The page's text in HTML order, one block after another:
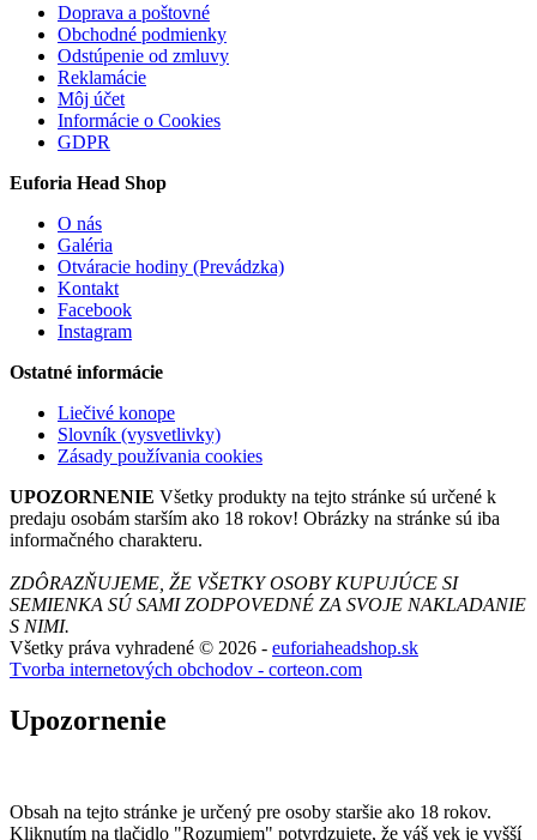
Doprava a poštovné
Obchodné podmienky
Odstúpenie od zmluvy
Reklamácie
Môj účet
Informácie o Cookies
GDPR
Euforia Head Shop
O nás
Galéria
Otváracie hodiny (Prevádzka)
Kontakt
Facebook
Instagram
Ostatné informácie
Liečivé konope
Slovník (vysvetlivky)
Zásady používania cookies
UPOZORNENIE Všetky produkty na tejto stránke sú určené k
predaju osobám starším ako 18 rokov! Obrázky na stránke sú iba
informačného charakteru.
ZDÔRAZŇUJEME, ŽE VŠETKY OSOBY KUPUJÚCE SI
SEMIENKA SÚ SAMI ZODPOVEDNÉ ZA SVOJE NAKLADANIE
S NIMI.
Všetky práva vyhradené © 2026 - euforiaheadshop.sk
Tvorba internetových obchodov - corteon.com
Upozornenie
Obsah na tejto stránke je určený pre osoby staršie ako 18 rokov.
Kliknutím na tlačidlo "Rozumiem" potvrdzujete, že váš vek je vyšší